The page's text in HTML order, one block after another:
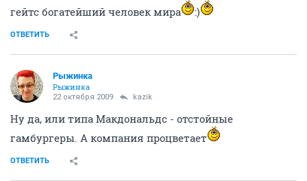
гейтс богатейший человек мира
:)
ОТВЕТИТЬ
Рыжинка
Рыжинка
22 октября 2009 kazik
Ну да, или типа Макдональдс - отстойные
гамбургеры. А компания процветает
ОТВЕТИТЬ